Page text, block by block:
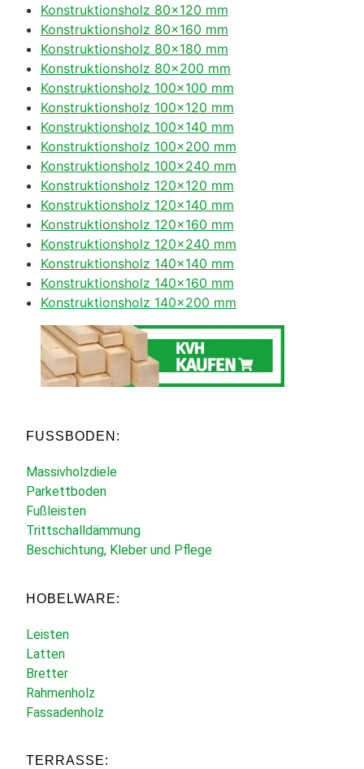
Konstruktionsholz 80×120 mm
Konstruktionsholz 80×160 mm
Konstruktionsholz 80×180 mm
Konstruktionsholz 80×200 mm
Konstruktionsholz 100×100 mm
Konstruktionsholz 100×120 mm
Konstruktionsholz 100×140 mm
Konstruktionsholz 100×200 mm
Konstruktionsholz 100×240 mm
Konstruktionsholz 120×120 mm
Konstruktionsholz 120×140 mm
Konstruktionsholz 120×160 mm
Konstruktionsholz 120×240 mm
Konstruktionsholz 140×140 mm
Konstruktionsholz 140×160 mm
Konstruktionsholz 140×200 mm
FUSSBODEN:
Massivholzdiele
Parkettboden
Fußleisten
Trittschalldämmung
Beschichtung, Kleber und Pflege
HOBELWARE:
Leisten
Latten
Bretter
Rahmenholz
Fassadenholz
TERRASSE: